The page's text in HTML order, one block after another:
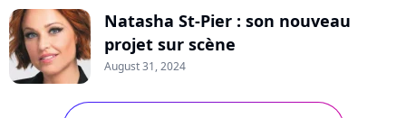
Natasha St-Pier : son nouveau
projet sur scène
August 31, 2024